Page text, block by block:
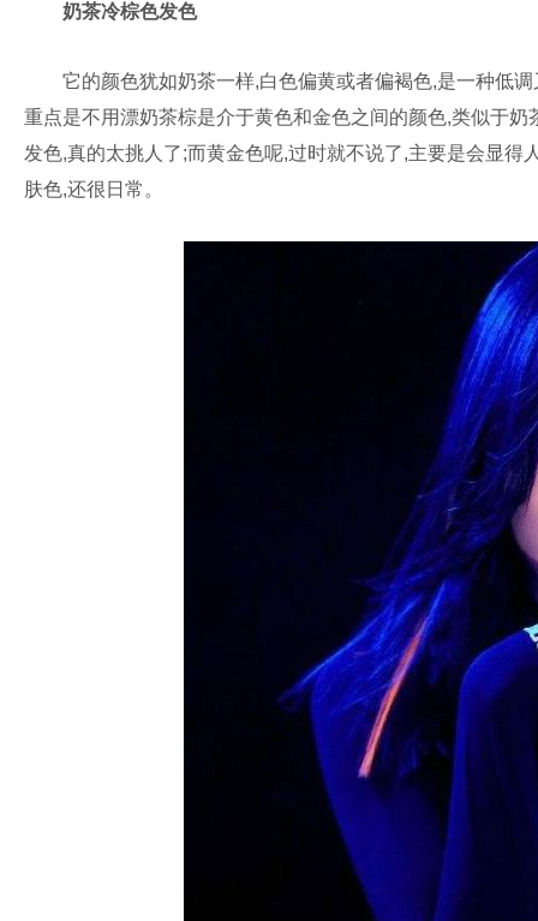
奶茶冷棕色发色
它的颜色犹如奶茶一样,白色偏黄或者偏褐色,是一种低调
重点是不用漂奶茶棕是介于黄色和金色之间的颜色,类似于
发色,真的太挑人了;而黄金色呢,过时就不说了,主要是会显
肤色,还很日常。